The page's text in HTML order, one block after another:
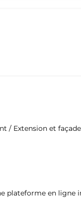
/ Extension et
plateforme en